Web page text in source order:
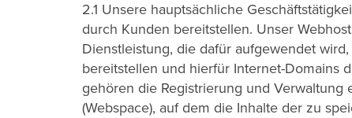
2.1 Unsere hauptsächliche
durch Kunden bereitstellen. Unser
Dienstleistung, die dafür aufgewendet
bereitstellen und hierfür Internet-Domains
gehören die Registrierung und
(Webspace), auf dem die Inhalte der zu